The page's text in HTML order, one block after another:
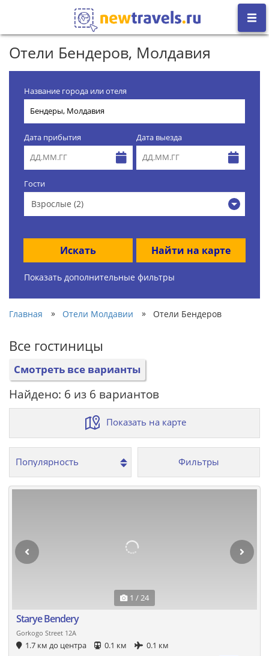
Отели Бендеров, Молдавия
Название города или отеля
Дата прибытия Дата выезда
Гости
Взрослые (2)
Искать Найти на карте
Показать дополнительные фильтры
Главная » Отели Молдавии » Отели Бендеров
Все гостиницы
Смотреть все варианты
Найдено: 6 из 6 вариантов
Показать на карте
Фильтры
1 / 24
Starye Bendery
Gorkogo Street 12А
1.7 км до центра 0.1 км
0.1 км